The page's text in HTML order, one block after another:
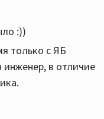
:))
только с ЯБ
инженер, в отличие